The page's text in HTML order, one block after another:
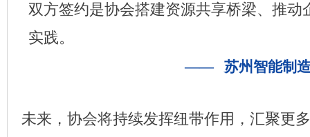
双方签约是协会搭建资源共享桥梁、推动
实践。
—— 苏州智能制造
未来，协会将持续发挥纽带作用，汇聚更